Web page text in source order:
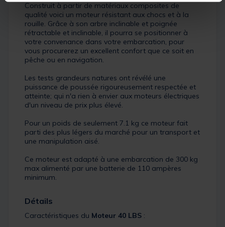
Construit à partir de matériaux composites de
qualité voici un moteur résistant aux chocs et à la
rouille. Grâce à son arbre inclinable et poignée
rétractable et inclinable, il pourra se positionner à
votre convenance dans votre embarcation, pour
vous procurerez un excellent confort que ce soit en
pêche ou en navigation.
Les tests grandeurs natures ont révélé une
puissance de poussée rigoureusement respectée et
atteinte; qui n'a rien à envier aux moteurs électriques
d'un niveau de prix plus élevé.
Pour un poids de seulement 7.1 kg ce moteur fait
parti des plus légers du marché pour un transport et
une manipulation aisé.
Ce moteur est adapté à une embarcation de 300 kg
max alimenté par une batterie de 110 ampères
minimum.
Détails
Caractéristiques du Moteur 40 LBS :